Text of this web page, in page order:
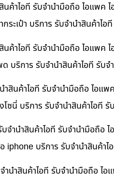
นค้าไอที รับจำนำมือถือ ไอแพค
ระเป๋า บริการ รับจำนำสินค้าไ
ค้าไอที รับจำนำมือถือ ไอแพค
บริการ รับจำนำสินค้าไอที รับ
สินค้าไอที รับจำนำมือถือ ไอแ
ซนี่ บริการ รับจำนำสินค้าไอที
จำนำสินค้าไอที รับจำนำมือถือ
iphone บริการ รับจำนำสินค้า
นำสินค้าไอที รับจำนำมือถือ ไ